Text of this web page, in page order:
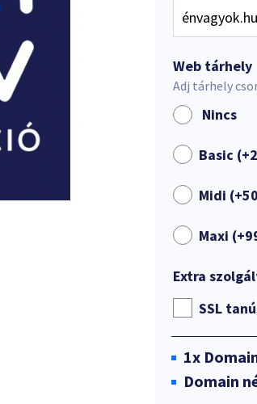
Web tárhely
Adj tárhely
Nincs
Basic (+
Midi (+
Maxi (+
Extra
SSL
1x
Domain